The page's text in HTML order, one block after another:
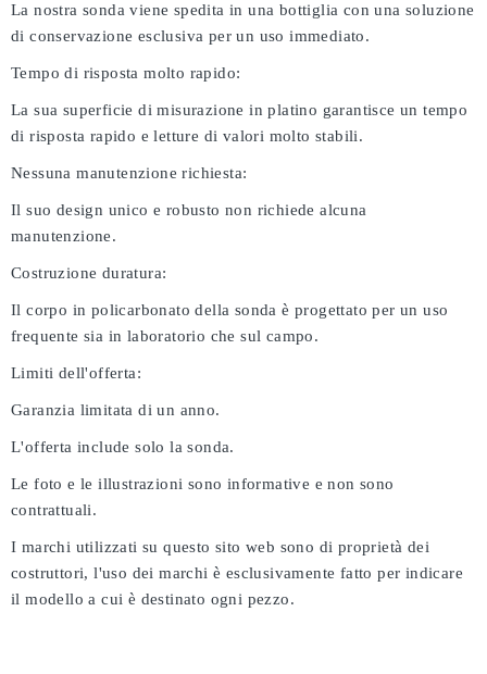
La nostra sonda viene spedita in una bottiglia con una soluzione
di conservazione esclusiva per un uso immediato.
Tempo di risposta molto rapido:
La sua superficie di misurazione in platino garantisce un tempo
di risposta rapido e letture di valori molto stabili.
Nessuna manutenzione richiesta:
Il suo design unico e robusto non richiede alcuna
manutenzione.
Costruzione duratura:
Il corpo in policarbonato della sonda è progettato per un uso
frequente sia in laboratorio che sul campo.
Limiti dell'offerta:
Garanzia limitata di un anno.
L'offerta include solo la sonda.
Le foto e le illustrazioni sono informative e non sono
contrattuali.
I marchi utilizzati su questo sito web sono di proprietà dei
costruttori, l'uso dei marchi è esclusivamente fatto per indicare
il modello a cui è destinato ogni pezzo.